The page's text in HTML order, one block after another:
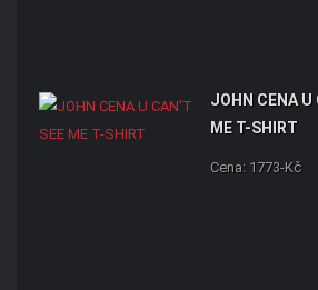
JOHN CENA U
ME T-SHIRT
Cena: 1773-Kč